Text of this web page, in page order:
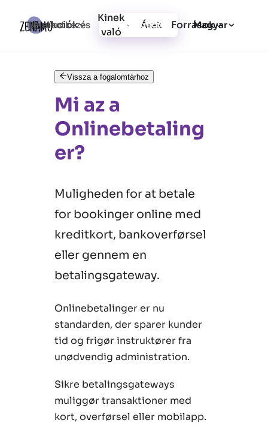
Funkciók
Kinek
való
Árak Források
Bejelentkezés Regisztráció Magyar
Vissza a fogalomtárhoz
Mi az a
Onlinebetaling
er?
Muligheden for at betale
for bookinger online med
kreditkort, bankoverførsel
eller gennem en
betalingsgateway.
Onlinebetalinger er nu
standarden, der sparer kunder
tid og frigør instruktører fra
unødvendig administration.
Sikre betalingsgateways
muliggør transaktioner med
kort, overførsel eller mobilapp.